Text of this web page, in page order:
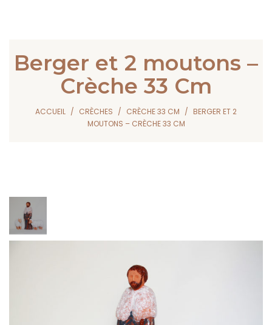
Berger et 2 moutons –
Crèche 33 Cm
ACCUEIL CRÈCHES CRÈCHE 33 CM
BERGER ET 2
MOUTONS – CRÈCHE 33 CM